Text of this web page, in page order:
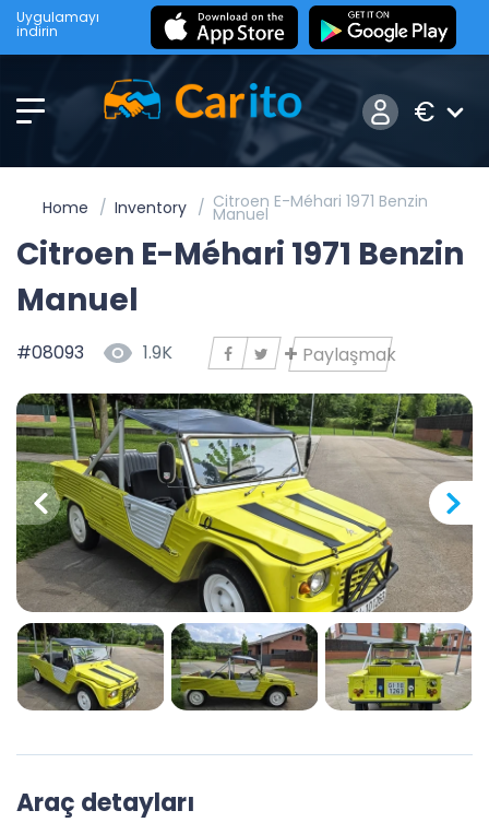
Uygulamayı
indirin
€
Home Inventory Citroen E-Méhari 1971 Benzin
Manuel
Citroen E-Méhari 1971 Benzin
Manuel
#08093 1.9K Paylaşmak
Araç detayları